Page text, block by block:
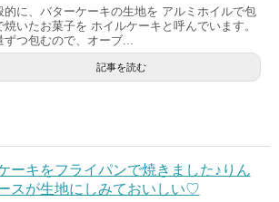
的に、バターケーキの生地を アルミホイルで包
焼いたお菓子を ホイルケーキと呼んでいます。
ずつ包むので、オーブ...
記事を読む
ーキをフライパンで焼きました♪りん
スが生地にしみておいしい♡